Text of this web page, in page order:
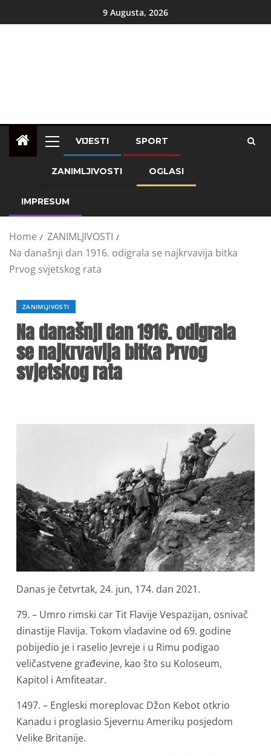
9 Augusta, 2026
VIJESTI SPORT
ZANIMLJIVOSTI OGLASI
IMPRESUM
Home
ZANIMLJIVOSTI
Na današnji dan 1916. odigrala se najkrvavija bitka
Prvog svjetskog rata
ZANIMLJIVOSTI
Na današnji dan 1916. odigrala
se najkrvavija bitka Prvog
svjetskog rata
Danas je četvrtak, 24. jun, 174. dan 2021.
79. – Umro rimski car Tit Flavije Vespazijan, osnivač
dinastije Flavija. Tokom vladavine od 69. godine
pobijedio je i raselio Jevreje i u Rimu podigao
veličastvene građevine, kao što su Koloseum,
Kapitol i Amfiteatar.
1497. – Engleski moreplovac Džon Kebot otkrio
Kanadu i proglasio Sjevernu Ameriku posjedom
Velike Britanije.